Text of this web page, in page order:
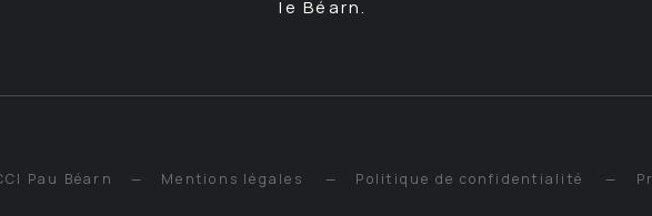
le Béarn.
Pau Béarn Mentions légales Politique de confidentialité